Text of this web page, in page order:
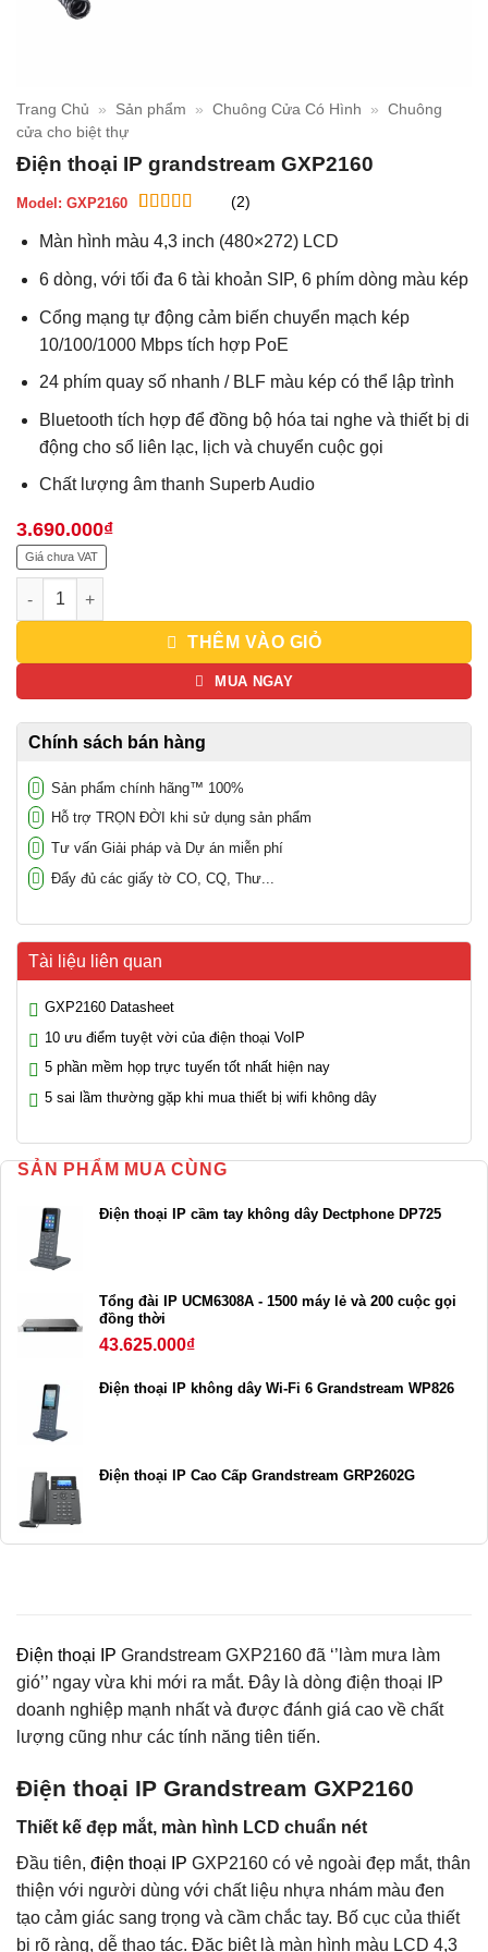
Trang Chủ » Sản phẩm » Chuông Cửa Có Hình »
Chuông
cửa cho biệt thự
Điện thoại IP grandstream GXP2160
Model: GXP2160
trênđánh
(2)
Màn hình màu 4,3 inch (480×272) LCD
6 dòng, với tối đa 6 tài khoản SIP, 6 phím dòng màu kép
Cổng mạng tự động cảm biến chuyển mạch kép
10/100/1000 Mbps tích hợp PoE
24 phím quay số nhanh / BLF màu kép có thể lập trình
Bluetooth tích hợp để đồng bộ hóa tai nghe và thiết bị di
động cho sổ liên lạc, lịch và chuyển cuộc gọi
Chất lượng âm thanh Superb Audio
3.690.000₫
Giá chưa VAT
Điện thoại IP grandstream GXP2160 số lượng
THÊM VÀO GIỎ
MUA NGAY
Chính sách bán hàng
Sản phẩm chính hãng™ 100%
Hỗ trợ TRỌN ĐỜI khi sử dụng sản phẩm
Tư vấn Giải pháp và Dự án miễn phí
Đẩy đủ các giấy tờ CO, CQ, Thư...
Tài liệu liên quan
GXP2160 Datasheet
10 ưu điểm tuyệt vời của điện thoại VoIP
5 phần mềm họp trực tuyến tốt nhất hiện nay
5 sai lầm thường gặp khi mua thiết bị wifi không dây
SẢN PHẨM MUA CÙNG
Điện thoại IP cầm tay không dây Dectphone DP725
Tổng đài IP UCM6308A - 1500 máy lẻ và 200 cuộc gọi
đồng thời
43.625.000₫
Điện thoại IP không dây Wi-Fi 6 Grandstream WP826
Điện thoại IP Cao Cấp Grandstream GRP2602G
Điện thoại IP Grandstream GXP2160 đã ‘’làm mưa làm
gió’’ ngay vừa khi mới ra mắt. Đây là dòng điện thoại IP
doanh nghiệp mạnh nhất và được đánh giá cao về chất
lượng cũng như các tính năng tiên tiến.
Điện thoại IP Grandstream GXP2160
Thiết kế đẹp mắt, màn hình LCD chuẩn nét
Đầu tiên, điện thoại IP GXP2160 có vẻ ngoài đẹp mắt, thân
thiện với người dùng với chất liệu nhựa nhám màu đen
tạo cảm giác sang trọng và cầm chắc tay. Bố cục của thiết
bị rõ ràng, dễ thao tác. Đặc biệt là màn hình màu LCD 4,3